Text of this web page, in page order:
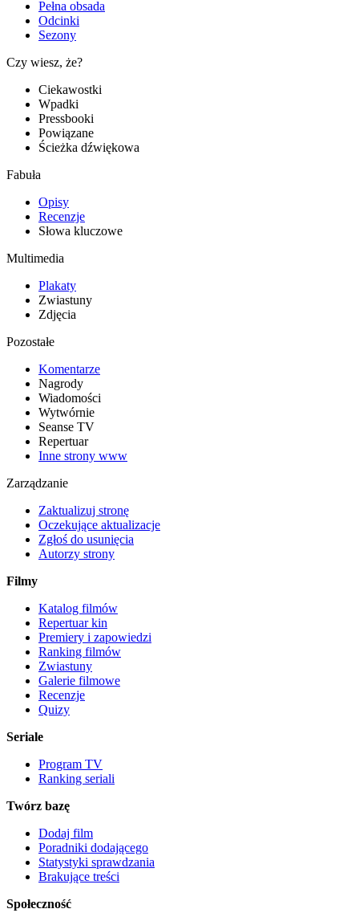
Pełna obsada
Odcinki
Sezony
Czy wiesz, że?
Ciekawostki
Wpadki
Pressbooki
Powiązane
Ścieżka dźwiękowa
Fabuła
Opisy
Recenzje
Słowa kluczowe
Multimedia
Plakaty
Zwiastuny
Zdjęcia
Pozostałe
Komentarze
Nagrody
Wiadomości
Wytwórnie
Seanse TV
Repertuar
Inne strony www
Zarządzanie
Zaktualizuj stronę
Oczekujące aktualizacje
Zgłoś do usunięcia
Autorzy strony
Filmy
Katalog filmów
Repertuar kin
Premiery i zapowiedzi
Ranking filmów
Zwiastuny
Galerie filmowe
Recenzje
Quizy
Seriale
Program TV
Ranking seriali
Twórz bazę
Dodaj film
Poradniki dodającego
Statystyki sprawdzania
Brakujące treści
Społeczność